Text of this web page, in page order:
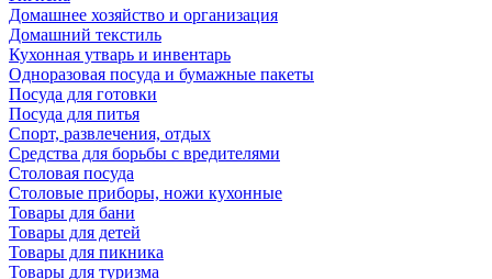
Домашнее хозяйство и организация
Домашний текстиль
Кухонная утварь и инвентарь
Одноразовая посуда и бумажные пакеты
Посуда для готовки
Посуда для питья
Спорт, развлечения, отдых
Средства для борьбы с вредителями
Столовая посуда
Столовые приборы, ножи кухонные
Товары для бани
Товары для детей
Товары для пикника
Товары для туризма